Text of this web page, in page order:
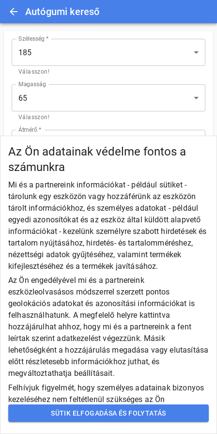
Autógumi kereső
Szélesség *
185
Válasszon!
Magasság
65
Válasszon!
Átmérő *
15
Válasszon!
Szezon
Nyári
Téli 4 évszakos
Válasszon!
Gyártó
Válasszon!
AUTÓGUMI KERESÉSE
Az Ön adatainak védelme fontos a
számunkra
Mi és a partnereink információkat - például sütiket -
tárolunk egy eszközön vagy hozzáférünk az eszközön
tárolt információkhoz, és személyes adatokat - például
egyedi azonosítókat és az eszköz által küldött alapvető
információkat - kezelünk személyre szabott hirdetések és
tartalom nyújtásához, hirdetés- és tartalomméréshez,
nézettségi adatok gyűjtéséhez, valamint termékek
kifejlesztéséhez és a termékek javításához.
Az Ön engedélyével mi és a partnereink
eszközleolvasásos módszerrel szerzett pontos
geolokációs adatokat és azonosítási információkat is
felhasználhatunk. A megfelelő helyre kattintva
hozzájárulhat ahhoz, hogy mi és a partnereink a fent
leírtak szerint adatkezelést végezzünk. Másik
lehetőségként a hozzájárulás megadása vagy elutasítása
előtt részletesebb információkhoz juthat, és
megváltoztathatja beállításait.
Felhívjuk figyelmét, hogy személyes adatainak bizonyos
kezeléséhez nem feltétlenül szükséges az Ön
hozzájárulása, de jogában áll tiltakozni az ilyen jellegű
adatkezelés ellen. A beállításai csak erre a weboldalra
SÜTIK ELFOGADÁSA ÉS FOLYTATÁS